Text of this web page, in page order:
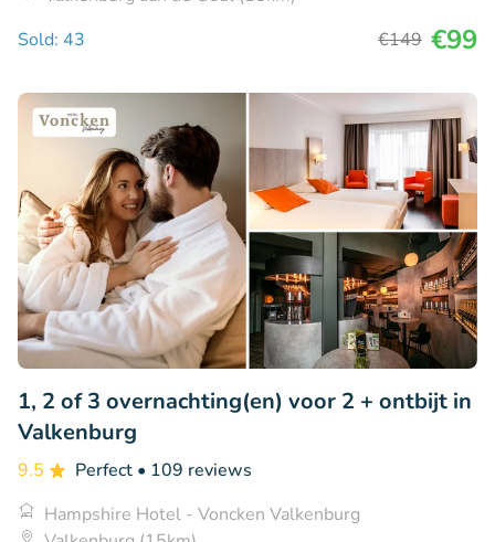
Sold: 43
€149 €99
1, 2 of 3 overnachting(en) voor 2 + ontbijt in
Valkenburg
9.5 Perfect • 109 reviews
Hampshire Hotel - Voncken Valkenburg